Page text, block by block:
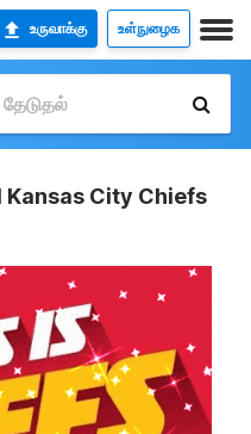
உருவாக்கு உள்நுழைக
Kansas City Chiefs